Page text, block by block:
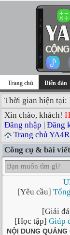
Trang chủ Diễn đàn
Thời gian hiện tại:
Xin chào, khách!
Đăng nhập | Đăng
Trang chủ YA4R
Công cụ & bài
[Yêu cầu]
[Giải
[Học tập] Giúp